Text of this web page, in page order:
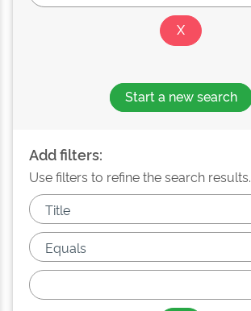
Start a new search
Add filters:
Use filters to refine the search results.